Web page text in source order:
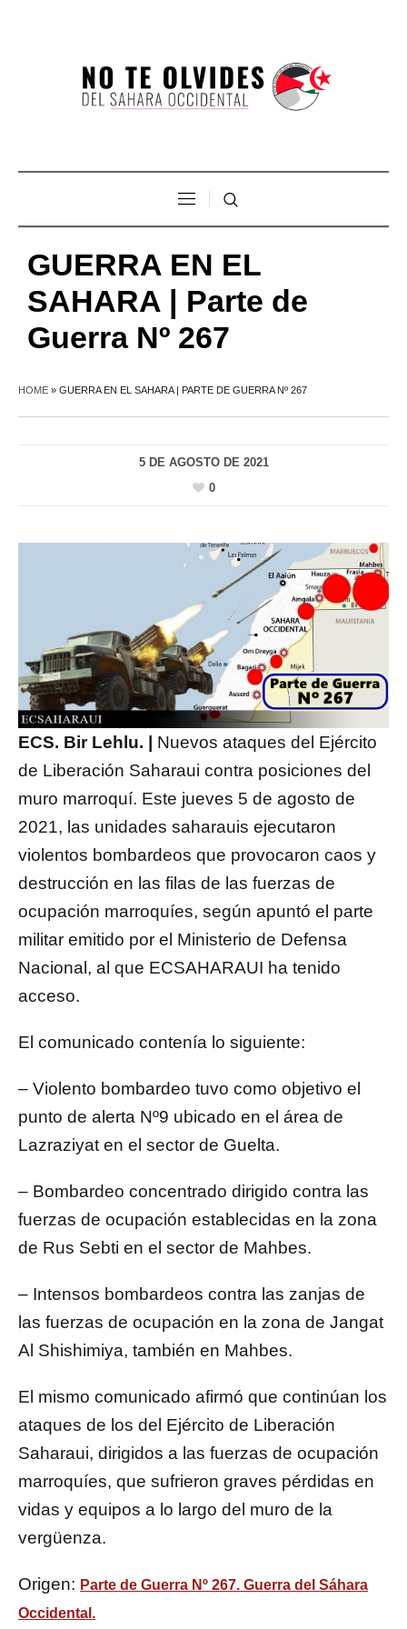
GUERRA EN EL
SAHARA | Parte de
Guerra Nº 267
HOME » GUERRA EN EL SAHARA | PARTE DE GUERRA Nº 267
5 DE AGOSTO DE 2021
0
ECS. Bir Lehlu. |
Nuevos ataques del Ejército
de Liberación Saharaui contra posiciones del
muro marroquí. Este jueves 5 de agosto de
2021, las unidades saharauis ejecutaron
violentos bombardeos que provocaron caos y
destrucción en las filas de las fuerzas de
ocupación marroquíes, según apuntó el parte
militar emitido por el Ministerio de Defensa
Nacional, al que ECSAHARAUI ha tenido
acceso.
El comunicado contenía lo siguiente:
– Violento bombardeo tuvo como objetivo el
punto de alerta Nº9 ubicado en el área de
Lazraziyat en el sector de Guelta.
– Bombardeo concentrado dirigido contra las
fuerzas de ocupación establecidas en la zona
de Rus Sebti en el sector de Mahbes.
– Intensos bombardeos contra las zanjas de
las fuerzas de ocupación en la zona de Jangat
Al Shishimiya, también en Mahbes.
El mismo comunicado afirmó que continúan los
ataques de los del Ejército de Liberación
Saharaui, dirigidos a las fuerzas de ocupación
marroquíes, que sufrieron graves pérdidas en
vidas y equipos a lo largo del muro de la
vergüenza.
Origen: Parte de Guerra Nº 267. Guerra del Sáhara
Occidental.